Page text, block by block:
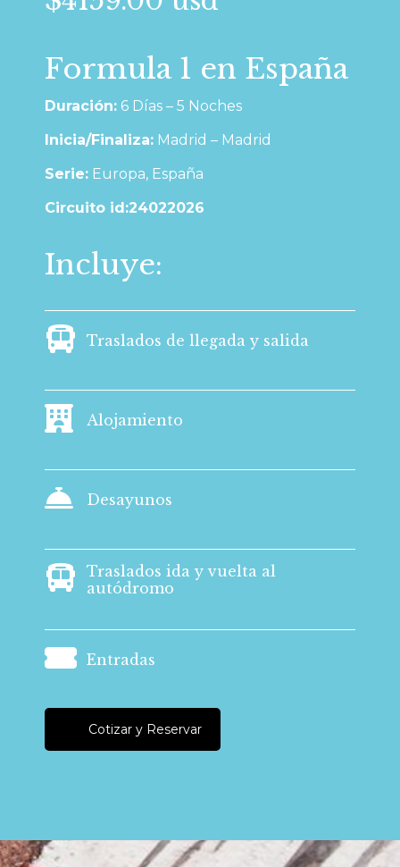
Formula 1 en España
Duración: 6 Días – 5 Noches
Inicia/Finaliza: Madrid – Madrid
Serie: Europa, España
Circuito id:24022026
Incluye:
Traslados de llegada y salida
Alojamiento
Desayunos
Traslados ida y vuelta al
autódromo
Entradas
Cotizar y Reservar